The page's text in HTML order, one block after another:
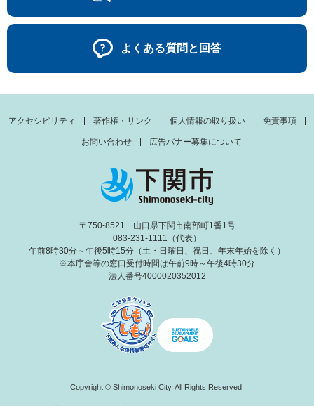
よくある質問と回答
アクセシビリティ 著作権・リンク 個人情報の取り扱い 免責事項
お問い合わせ 広告バナー募集について
〒750-8521 山口県下関市南部町1番1号
083-231-1111（代表）
午前8時30分～午後5時15分（土・日曜日、祝日、年末年始を除く）
※本庁舎等の窓口受付時間は午前9時～午後4時30分
法人番号4000020352012
Copyright © Shimonoseki City. All Rights Reserved.